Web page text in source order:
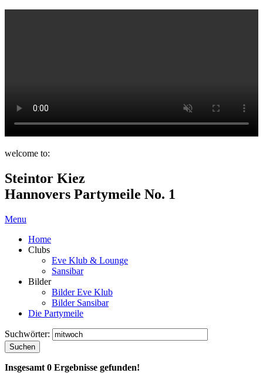
welcome to:
Steintor Kiez
Hannovers Partymeile No. 1
Menu
Home
Clubs
Eve Klub & Lounge
Sansibar
Bilder
Bilder Eve Klub
Bilder Sansibar
Die Partymeile
Suchwörter:
Suchen
Insgesamt 0 Ergebnisse gefunden!